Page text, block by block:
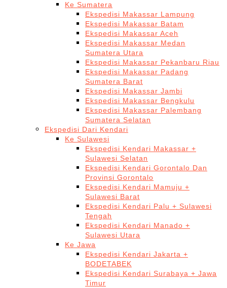
Ke Sumatera
Ekspedisi Makassar Lampung
Ekspedisi Makassar Batam
Ekspedisi Makassar Aceh
Ekspedisi Makassar Medan
Sumatera Utara
Ekspedisi Makassar Pekanbaru Riau
Ekspedisi Makassar Padang
Sumatera Barat
Ekspedisi Makassar Jambi
Ekspedisi Makassar Bengkulu
Ekspedisi Makassar Palembang
Sumatera Selatan
Ekspedisi Dari Kendari
Ke Sulawesi
Ekspedisi Kendari Makassar +
Sulawesi Selatan
Ekspedisi Kendari Gorontalo Dan
Provinsi Gorontalo
Ekspedisi Kendari Mamuju +
Sulawesi Barat
Ekspedisi Kendari Palu + Sulawesi
Tengah
Ekspedisi Kendari Manado +
Sulawesi Utara
Ke Jawa
Ekspedisi Kendari Jakarta +
BODETABEK
Ekspedisi Kendari Surabaya + Jawa
Timur